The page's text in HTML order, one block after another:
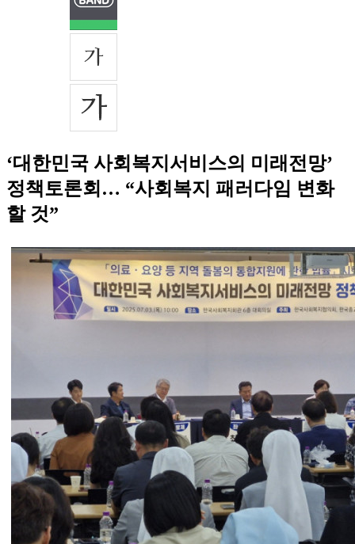
‘대한민국 사회복지서비스의 미래전망’
정책토론회… “사회복지 패러다임 변화
할 것”